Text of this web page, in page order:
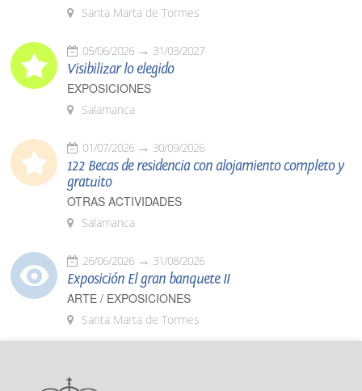
Santa Marta de Tormes
05/06/2026 31/03/2027
Visibilizar lo elegido
EXPOSICIONES
Salamanca
01/07/2026 30/09/2026
122 Becas de residencia con alojamiento completo y
gratuito
OTRAS ACTIVIDADES
Salamanca
26/06/2026 31/08/2026
Exposición El gran banquete II
ARTE / EXPOSICIONES
Santa Marta de Tormes